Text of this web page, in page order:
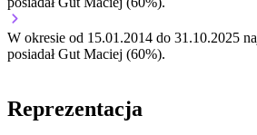
W okresie od 15.01.2014 do 31.10.2025
posiadał Gut Maciej (60%).
Reprezentacja